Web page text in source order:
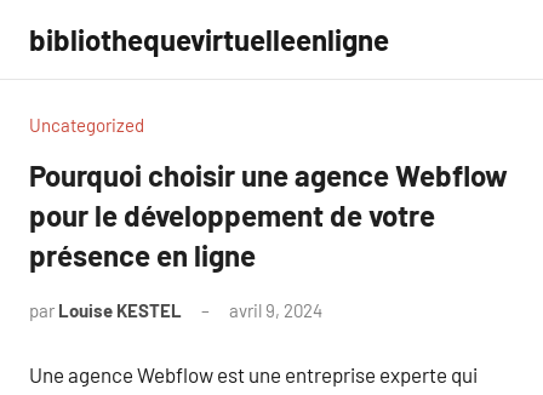
contenu
bibliothequevirtuelleenligne
Uncategorized
Pourquoi choisir une agence Webflow
pour le développement de votre
présence en ligne
par Louise KESTEL avril 9, 2024
Une agence Webflow est une entreprise experte qui